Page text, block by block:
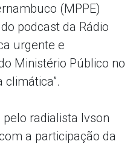
(MPPE)
podcast da Rádio
urgente e
Ministério Público no
radialista Ivson
a participação da